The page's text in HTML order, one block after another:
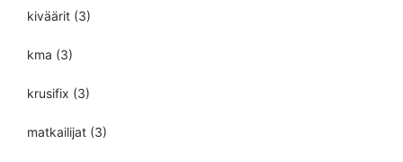
kiväärit (3)
kma (3)
krusifix (3)
matkailijat (3)